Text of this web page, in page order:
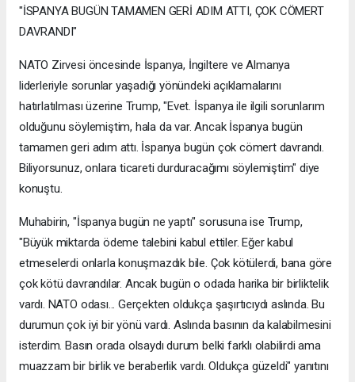
"İSPANYA BUGÜN TAMAMEN GERİ ADIM ATTI, ÇOK CÖMERT
DAVRANDI"
NATO Zirvesi öncesinde İspanya, İngiltere ve Almanya
liderleriyle sorunlar yaşadığı yönündeki açıklamalarını
hatırlatılması üzerine Trump, "Evet. İspanya ile ilgili sorunlarım
olduğunu söylemiştim, hala da var. Ancak İspanya bugün
tamamen geri adım attı. İspanya bugün çok cömert davrandı.
Biliyorsunuz, onlara ticareti durduracağımı söylemiştim" diye
konuştu.
Muhabirin, "İspanya bugün ne yaptı" sorusuna ise Trump,
"Büyük miktarda ödeme talebini kabul ettiler. Eğer kabul
etmeselerdi onlarla konuşmazdık bile. Çok kötülerdi, bana göre
çok kötü davrandılar. Ancak bugün o odada harika bir birliktelik
vardı. NATO odası... Gerçekten oldukça şaşırtıcıydı aslında. Bu
durumun çok iyi bir yönü vardı. Aslında basının da kalabilmesini
isterdim. Basın orada olsaydı durum belki farklı olabilirdi ama
muazzam bir birlik ve beraberlik vardı. Oldukça güzeldi" yanıtını